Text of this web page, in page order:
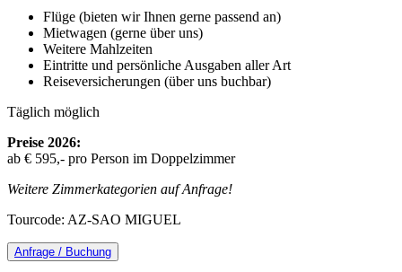
Flüge (bieten wir Ihnen gerne passend an)
Mietwagen (gerne über uns)
Weitere Mahlzeiten
Eintritte und persönliche Ausgaben aller Art
Reiseversicherungen (über uns buchbar)
Täglich möglich
Preise 2026:
ab € 595,- pro Person im Doppelzimmer
Weitere Zimmerkategorien auf Anfrage!
Tourcode: AZ-SAO MIGUEL
Anfrage / Buchung